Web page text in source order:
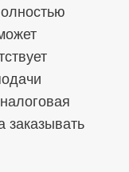
заказывать